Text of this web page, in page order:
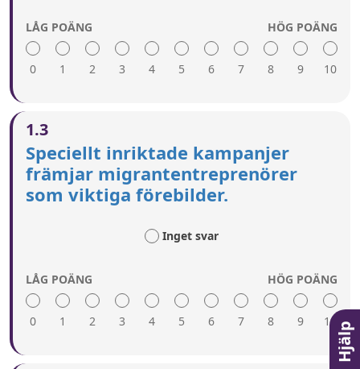
Hjälp
LÅG POÄNG
0 1 2 3 4 5 6 7 8 9
HÖG POÄNG
10
entreprenörspriser används för att inspirera
migranter och lyfta fram migrantentreprenörer
med olika bakgrund, med många olika typer av
företag.
vilken roll risk spelar i entreprenörskap.
Lämpliga medier och onlinekanaler används för
att nå migrantgrupper.
1.3
Speciellt inriktade kampanjer
främjar migrantentreprenörer
som viktiga förebilder.
Inget svar
LÅG POÄNG
0 1 2 3 4 5 6 7 8 9
HÖG POÄNG
10